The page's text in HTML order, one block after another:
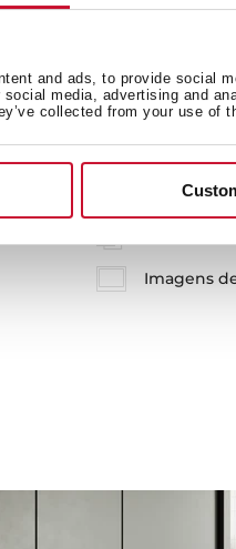
and ads, to provide social
media, advertising and
collected from your use of
Imagens